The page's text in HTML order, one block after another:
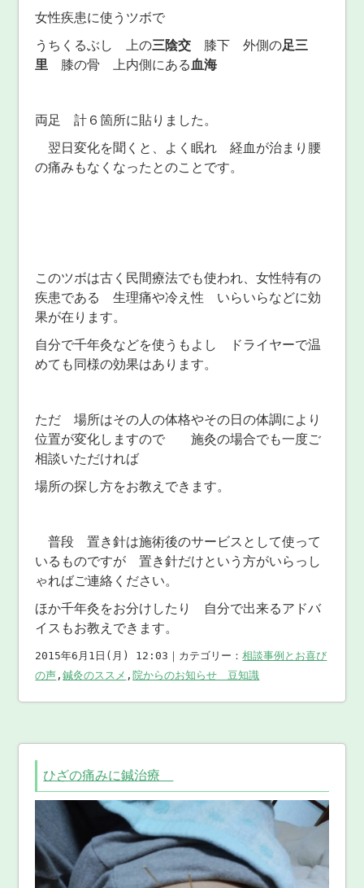
女性疾患に使うツボで
うちくるぶし 上の三陰交 膝下 外側の足三
里 膝の骨 上内側にある血海
両足 計６箇所に貼りました。
翌日変化を聞くと、よく眠れ 経血が治まり腰
の痛みもなくなったとのことです。
このツボは古く民間療法でも使われ、女性特有の
疾患である 生理痛や冷え性 いらいらなどに効
果が在ります。
自分で千年灸などを使うもよし ドライヤーで温
めても同様の効果はあります。
ただ 場所はその人の体格やその日の体調により
位置が変化しますので 施灸の場合でも一度ご
相談いただければ
場所の探し方をお教えできます。
普段 置き針は施術後のサービスとして使って
いるものですが 置き針だけという方がいらっし
ゃればご連絡ください。
ほか千年灸をお分けしたり 自分で出来るアドバ
イスもお教えできます。
2015年6月1日(月) 12:03｜カテゴリー：相談事例とお喜び
の声 ,鍼灸のススメ , 院からのお知らせ 豆知識
ひざの痛みに鍼治療